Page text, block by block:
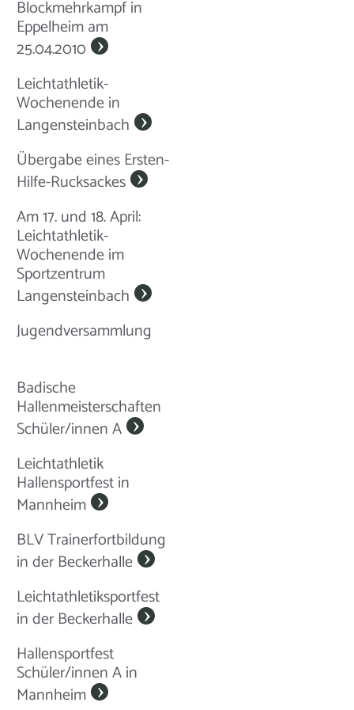
Blockmehrkampf in
Eppelheim am
25.04.2010
Leichtathletik-
Wochenende in
Langensteinbach
Übergabe eines Ersten-
Hilfe-Rucksackes
Am 17. und 18. April:
Leichtathletik-
Wochenende im
Sportzentrum
Langensteinbach
Jugendversammlung
Badische
Hallenmeisterschaften
Schüler/innen A
Leichtathletik
Hallensportfest in
Mannheim
BLV Trainerfortbildung
in der Beckerhalle
Leichtathletiksportfest
in der Beckerhalle
Hallensportfest
Schüler/innen A in
Mannheim